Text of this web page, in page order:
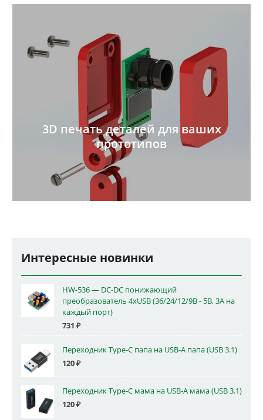
3D печать деталей для ваших
прототипов
Интересные новинки
HW-536 — DC-DC понижающий
преобразователь 4xUSB (36/24/12/9В - 5В, 3А на
каждый порт)
731 ₽
Переходник Type-C папа на USB-A папа (USB 3.1)
120₽
Переходник Type-C мама на USB-A мама (USB 3.1)
120₽